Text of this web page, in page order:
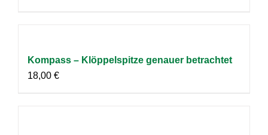
Kompass – Klöppelspitze genauer betrachtet
18,00 €